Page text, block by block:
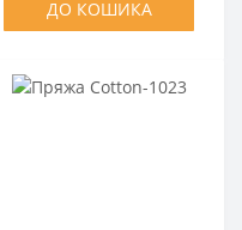
ДО КОШИКА